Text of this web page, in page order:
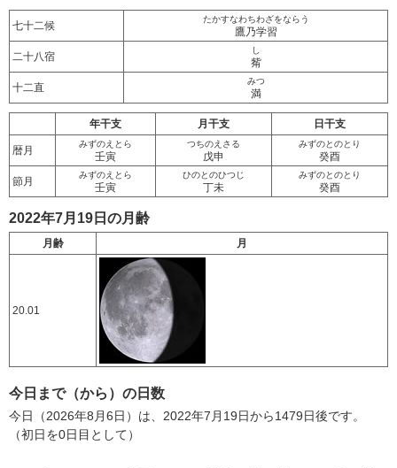
七十二候
たかすなわちわざをならう
鷹乃学習
二十八宿
し
觜
十二直
みつ
満
年干支 月干支 日干支
暦月
みずのえとら
壬寅
つちのえさる
戊申
みずのとのとり
癸酉
節月
みずのえとら
壬寅
ひのとのひつじ
丁未
みずのとのとり
癸酉
2022年7月19日の月齢
月齢 月
20.01
今日まで（から）の日数
今日（2026年8月6日）は、2022年7月19日から1479日後です。
（初日を0日目として）